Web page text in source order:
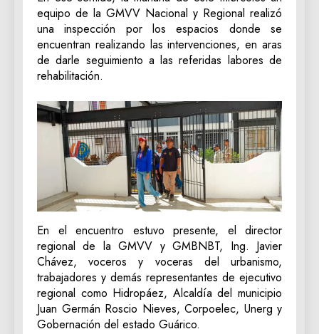
equipo de la GMVV Nacional y Regional realizó
una inspección por los espacios donde se
encuentran realizando las intervenciones, en aras
de darle seguimiento a las referidas labores de
rehabilitación.
En el encuentro estuvo presente, el director
regional de la GMVV y GMBNBT, Ing. Javier
Chávez, voceros y voceras del urbanismo,
trabajadores y demás representantes de ejecutivo
regional como Hidropáez, Alcaldía del municipio
Juan Germán Roscio Nieves, Corpoelec, Unerg y
Gobernación del estado Guárico.